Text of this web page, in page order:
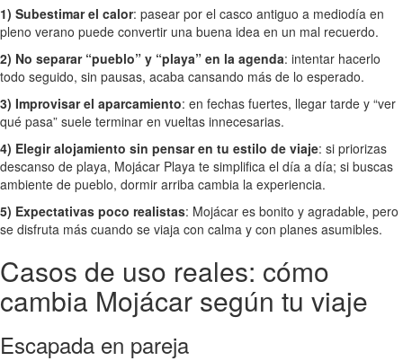
1) Subestimar el calor: pasear por el casco antiguo a mediodía en
pleno verano puede convertir una buena idea en un mal recuerdo.
2) No separar “pueblo” y “playa” en la agenda: intentar hacerlo
todo seguido, sin pausas, acaba cansando más de lo esperado.
3) Improvisar el aparcamiento: en fechas fuertes, llegar tarde y “ver
qué pasa” suele terminar en vueltas innecesarias.
4) Elegir alojamiento sin pensar en tu estilo de viaje: si priorizas
descanso de playa, Mojácar Playa te simplifica el día a día; si buscas
ambiente de pueblo, dormir arriba cambia la experiencia.
5) Expectativas poco realistas: Mojácar es bonito y agradable, pero
se disfruta más cuando se viaja con calma y con planes asumibles.
Casos de uso reales: cómo
cambia Mojácar según tu viaje
Escapada en pareja